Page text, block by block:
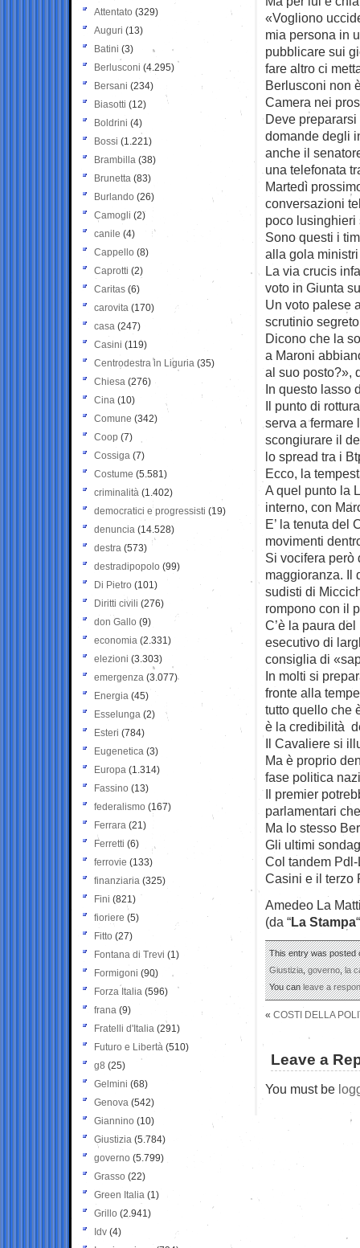
«Vogliono
mia persona in
pubblicare sui
fare altro ci
Berlusconi non
Camera nei
Deve
domande degli
anche il
una telefonata
Martedì
conversazioni
poco
Sono questi i
alla gola
La via crucis
voto in Giunta
Un voto palese
scrutinio
Dicono che la
a Maroni
al suo posto?»,
In questo lasso
Il punto di
serva a fermare
scongiurare il
lo spread tra i
Ecco, la
A quel punto la
interno, con
E’ la tenuta del
movimenti
Si vocifera però
maggioranza. Il
sudisti di
rompono con il
C’è la paura
esecutivo di
consiglia di
In molti si
fronte alla
tutto quello che
è la credibilità
Il Cavaliere si
Ma è proprio
fase politica
Il premier
parlamentari
Ma lo stesso
Gli ultimi
Col tandem
Casini e il terzo
Amedeo La
(da “La Stampa
This entry was posted
Giustizia,governo,la
You canleave a
« COSTI DELLA
Leave a
You must be
Attentato (329)
Auguri (13)
Batini (3)
Berlusconi (4.295)
Bersani (234)
Biasotti (12)
Boldrini (4)
Bossi (1.221)
Brambilla (38)
Brunetta (83)
Burlando (26)
Camogli (2)
canile (4)
Cappello (8)
Caprotti (2)
Caritas (6)
carovita (170)
casa (247)
Casini (119)
Centrodestra in Liguria (35)
Chiesa (276)
Cina (10)
Comune (342)
Coop (7)
Cossiga (7)
Costume (5.581)
criminalità (1.402)
democratici e progressisti (19)
denuncia (14.528)
destra (573)
destradipopolo (99)
Di Pietro (101)
Diritti civili (276)
don Gallo (9)
economia (2.331)
elezioni (3.303)
emergenza (3.077)
Energia (45)
Esselunga (2)
Esteri (784)
Eugenetica (3)
Europa (1.314)
Fassino (13)
federalismo (167)
Ferrara (21)
Ferretti (6)
ferrovie (133)
finanziaria (325)
Fini (821)
fioriere (5)
Fitto (27)
Fontana di Trevi (1)
Formigoni (90)
Forza Italia (596)
frana (9)
Fratelli d'Italia (291)
Futuro e Libertà (510)
g8 (25)
Gelmini (68)
Genova (542)
Giannino (10)
Giustizia (5.784)
governo (5.799)
Grasso (22)
Green Italia (1)
Grillo (2.941)
Idv (4)